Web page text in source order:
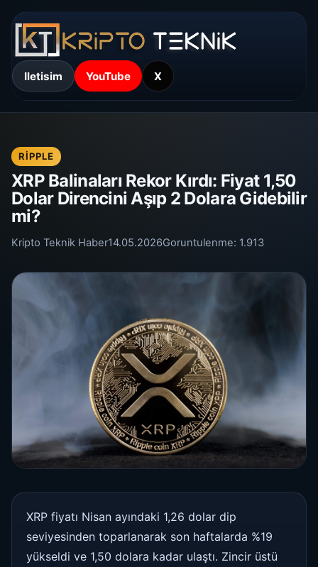
Iletisim YouTube X
RIPPLE
XRP Balinaları Rekor Kırdı: Fiyat 1,50
Dolar Direncini Aşıp 2 Dolara Gidebilir
mi?
Kripto Teknik Haber14.05.2026Goruntulenme: 1.913
XRP fiyatı Nisan ayındaki 1,26 dolar dip
seviyesinden toparlanarak son haftalarda %19
yükseldi ve 1,50 dolara kadar ulaştı. Zincir üstü